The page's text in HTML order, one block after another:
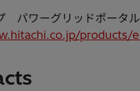
パワーグリッドポータ
products/